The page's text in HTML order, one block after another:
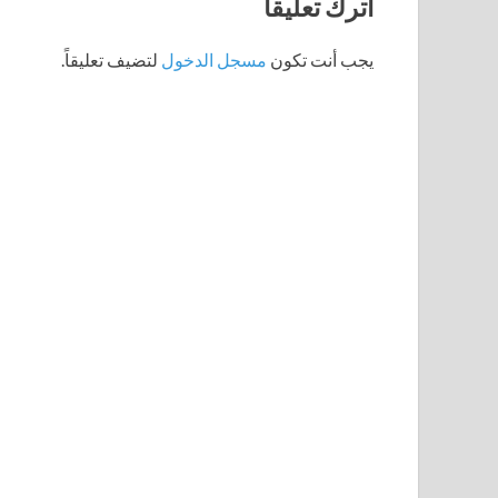
اترك تعليقاً
يجب أنت تكون مسجل الدخول لتضيف تعليقاً.